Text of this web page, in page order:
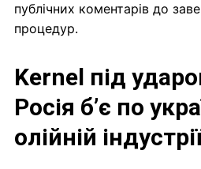
публічних коментарів до
процедур.
Kernel під
Росія бʼє по
олійній